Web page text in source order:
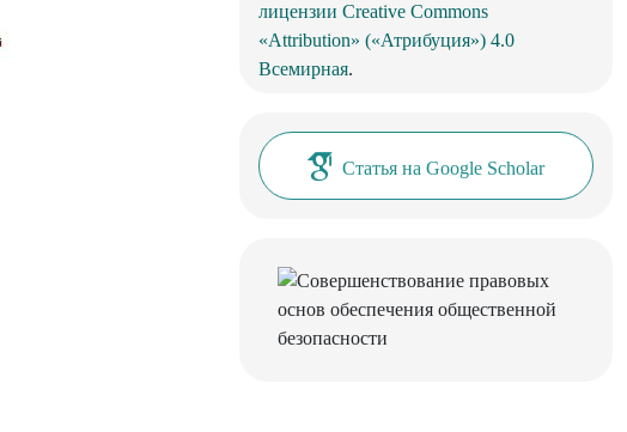
лицензии Creative Commons
«Attribution» («Атрибуция») 4.0
Всемирная.
Статья на Google Scholar